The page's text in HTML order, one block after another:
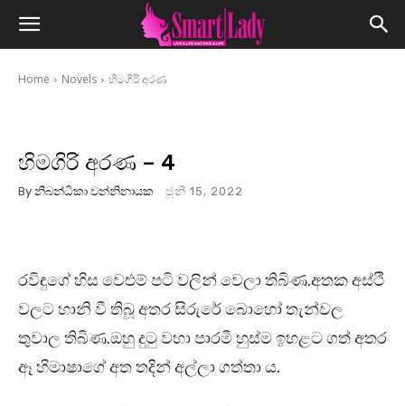
Home Novels හිමගිරි අරණ
හිමගිරි අරණ – 4
By නිබන්ධිකා වන්නිනායක ජූනි 15, 2022
රවිඳුගේ හිස වෙළුම් පටි වලින් වෙලා තිබිණ.අතක අස්ථි
වලට හානි වී තිබූ අතර සිරුරේ බොහෝ තැන්වල
තුවාල තිබිණ.ඔහු දුටු වහා පාරමී හුස්ම ඉහළට ගත් අතර
ඈ හිමාෂාගේ අත තදින් අල්ලා ගත්තා ය.